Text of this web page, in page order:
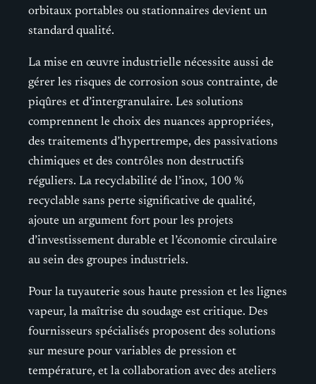
orbitaux portables ou stationnaires devient un
standard qualité.
La mise en œuvre industrielle nécessite aussi de
gérer les risques de corrosion sous contrainte, de
piqûres et d’intergranulaire. Les solutions
comprennent le choix des nuances appropriées,
des traitements d’hypertrempe, des passivations
chimiques et des contrôles non destructifs
réguliers. La recyclabilité de l’inox, 100 %
recyclable sans perte significative de qualité,
ajoute un argument fort pour les projets
d’investissement durable et l’économie circulaire
au sein des groupes industriels.
Pour la tuyauterie sous haute pression et les lignes
vapeur, la maîtrise du soudage est critique. Des
fournisseurs spécialisés proposent des solutions
sur mesure pour variables de pression et
température, et la collaboration avec des ateliers